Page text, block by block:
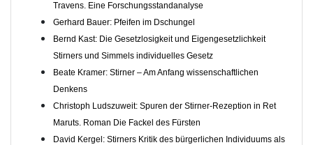
Travens. Eine Forschungsstandanalyse
Gerhard Bauer: Pfeifen im Dschungel
Bernd Kast: Die Gesetzlosigkeit und Eigengesetzlichkeit
Stirners und Simmels individuelles Gesetz
Beate Kramer: Stirner – Am Anfang wissenschaftlichen
Denkens
Christoph Ludszuweit: Spuren der Stirner-Rezeption in Ret
Maruts. Roman Die Fackel des Fürsten
David Kergel: Stirners Kritik des bürgerlichen Individuums als